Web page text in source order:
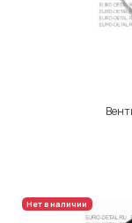
Нет в наличии